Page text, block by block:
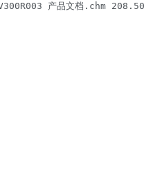
产品文档.chm